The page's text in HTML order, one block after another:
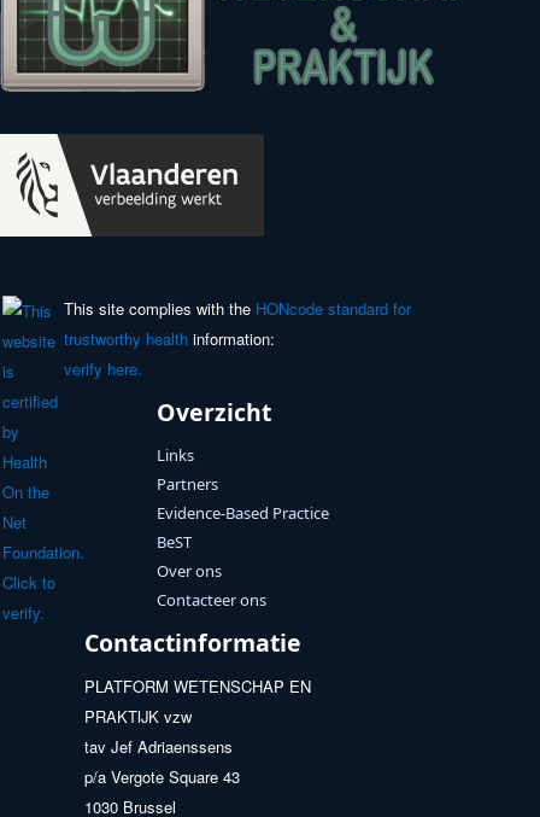
This site complies with the HONcode standard for
trustworthy health information:
verify here.
Overzicht
Links
Partners
Evidence-Based Practice
BeST
Over ons
Contacteer ons
Contactinformatie
PLATFORM WETENSCHAP EN
PRAKTIJK vzw
tav Jef Adriaenssens
p/a Vergote Square 43
1030 Brussel